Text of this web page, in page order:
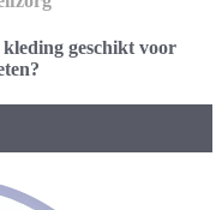
geschikt voor